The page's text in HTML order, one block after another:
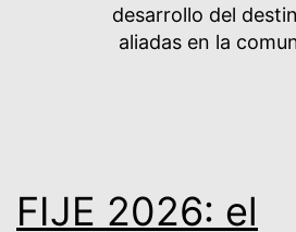
desarrollo del
aliadas en la
FIJE 2026: el